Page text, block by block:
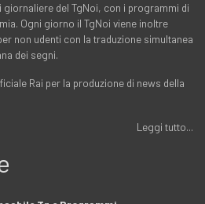
giornaliere del TgNoi, con i programmi di
Ogni giorno il TgNoi viene inoltre
non udenti con la traduzione simultanea
dei segni.
Rai per la produzione di news della
Leggi tutto...